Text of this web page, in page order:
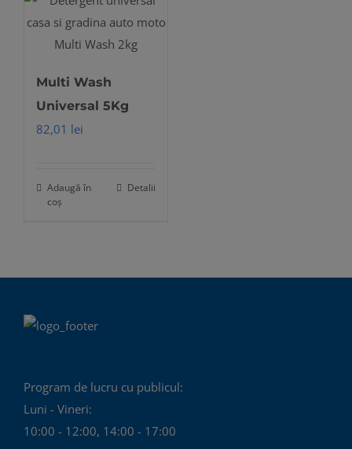
Multi Wash
Universal 5Kg
82,01 lei
Adaugă în
coș
Detalii
Program de lucru cu publicul:
Luni - Vineri:
10:00 - 12:00, 14:00 - 17:00